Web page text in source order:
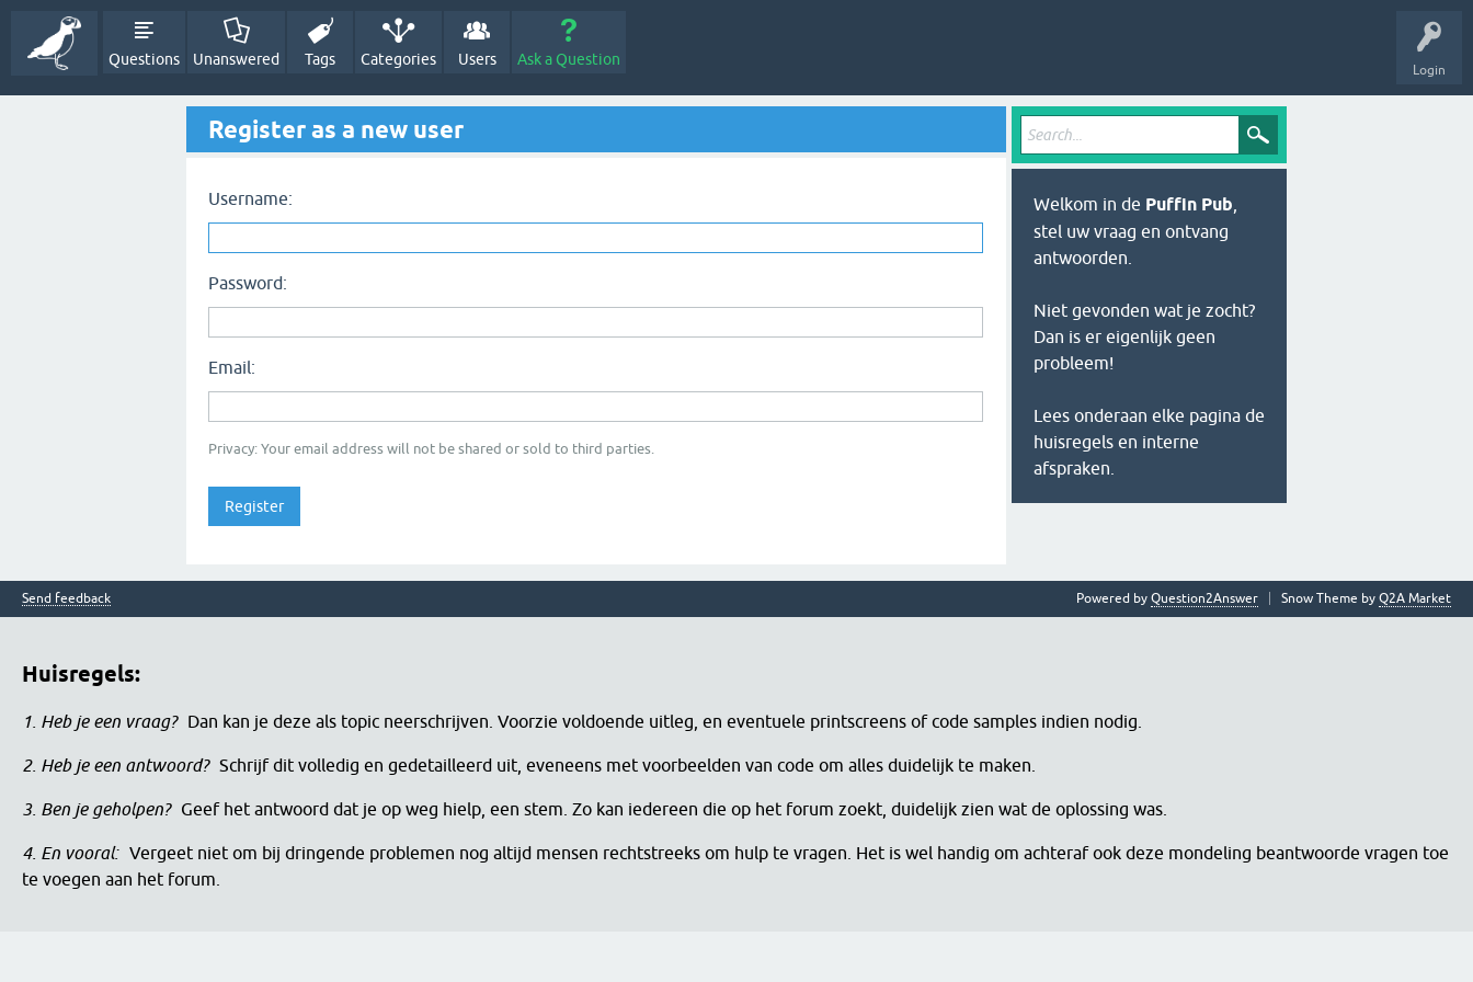
Login
Questions Unanswered Tags Categories Users Ask a Question
Register as a new user
Username:
Password:
Email:
Privacy: Your email address will not be shared or sold to third parties.
Welkom in de Puffin Pub
stel uw vraag en ontvang
antwoorden.
Niet gevonden wat je zocht?
Dan is er eigenlijk geen
probleem!
Lees onderaan elke pagina de
huisregels en interne
afspraken.
Send feedback Snow Theme by Q2A Market
Powered by Question2Answer
Huisregels:
1. Heb je een vraag? Dan kan je deze als topic neerschrijven. Voorzie voldoende uitleg, en eventuele printscreens of code samples indien nodig.
2. Heb je een antwoord? Schrijf dit volledig en gedetailleerd uit, eveneens met voorbeelden van code om alles duidelijk te maken.
3. Ben je geholpen? Geef het antwoord dat je op weg hielp, een stem. Zo kan iedereen die op het forum zoekt, duidelijk zien wat de oplossing was.
4. En vooral: Vergeet niet om bij dringende problemen nog altijd mensen rechtstreeks om hulp te vragen. Het is wel handig om achteraf ook deze mondeling beantwoorde vragen toe
te voegen aan het forum.